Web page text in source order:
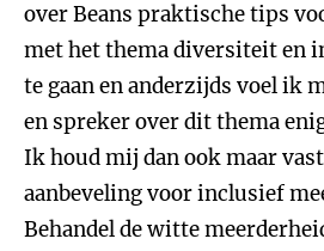
over Beans praktische tips
met het thema diversiteit en
te gaan en anderzijds voel ik
en spreker over dit thema
Ik houd mij dan ook maar
aanbeveling voor inclusief
Behandel de witte